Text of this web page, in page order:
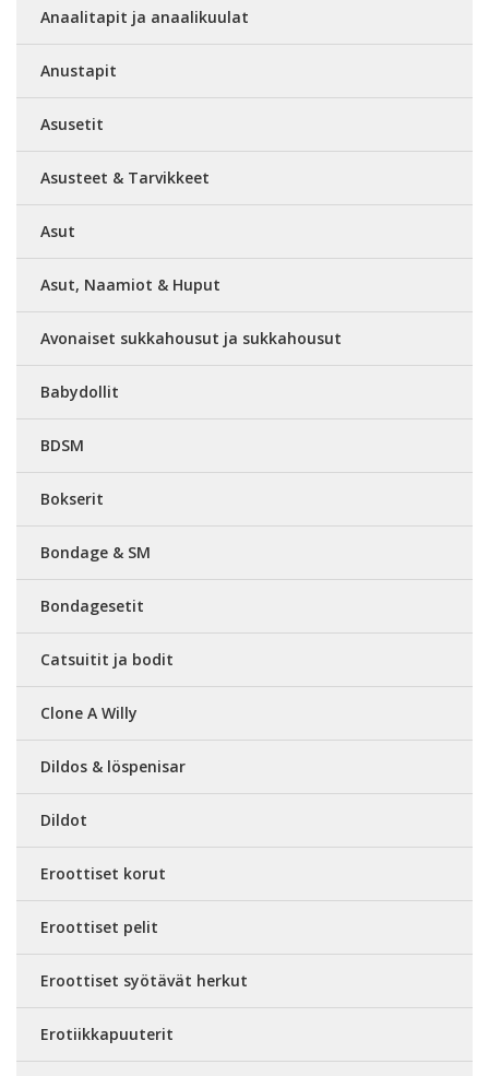
Anaalitapit ja anaalikuulat
Anustapit
Asusetit
Asusteet & Tarvikkeet
Asut
Asut, Naamiot & Huput
Avonaiset sukkahousut ja sukkahousut
Babydollit
BDSM
Bokserit
Bondage & SM
Bondagesetit
Catsuitit ja bodit
Clone A Willy
Dildos & löspenisar
Dildot
Eroottiset korut
Eroottiset pelit
Eroottiset syötävät herkut
Erotiikkapuuterit